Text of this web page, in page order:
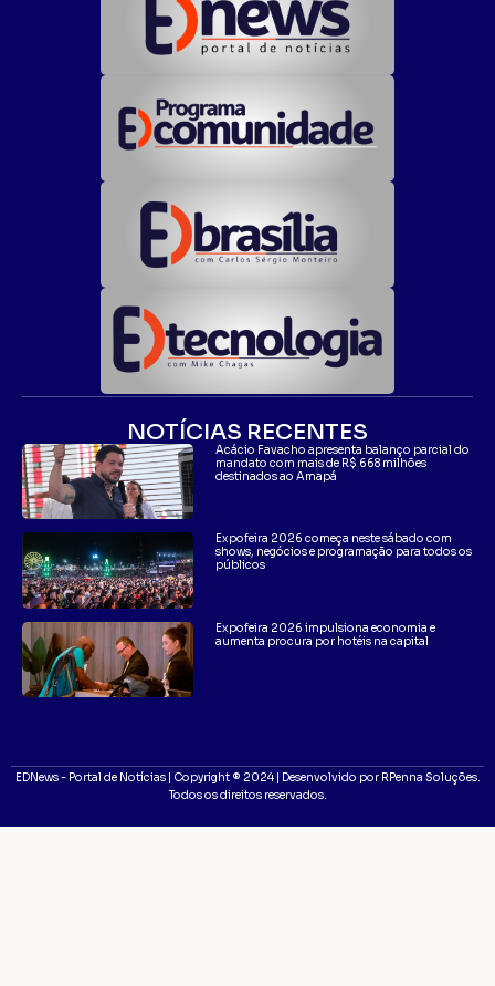
NOTÍCIAS RECENTES
Acácio Favacho apresenta balanço parcial do
mandato com mais de R$ 668 milhões
destinados ao Amapá
Expofeira 2026 começa neste sábado com
shows, negócios e programação para todos os
públicos
Expofeira 2026 impulsiona economia e
aumenta procura por hotéis na capital
EDNews - Portal de Notícias | Copyright ® 2024 | Desenvolvido por RPenna Soluções.
Todos os direitos reservados.